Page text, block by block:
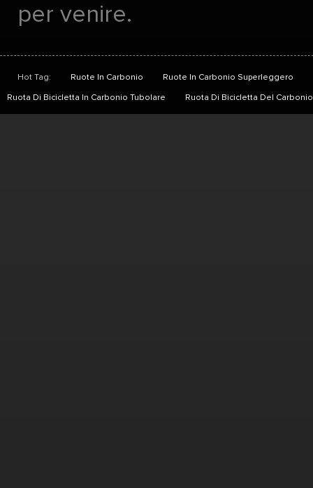
per venire.
Hot Tag: Ruote In Carbonio Ruote In Carbonio Superleggero
Ruota Di Bicicletta In Carbonio Tubolare Ruota Di Bicicletta Del